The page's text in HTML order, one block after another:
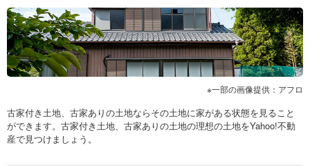
一部の画像提供：アフロ
古家付き土地、古家ありの土地ならその土地に家がある状態を見ること
ができます。古家付き土地、古家ありの土地の理想の土地をYahoo!不動
産で見つけましょう。